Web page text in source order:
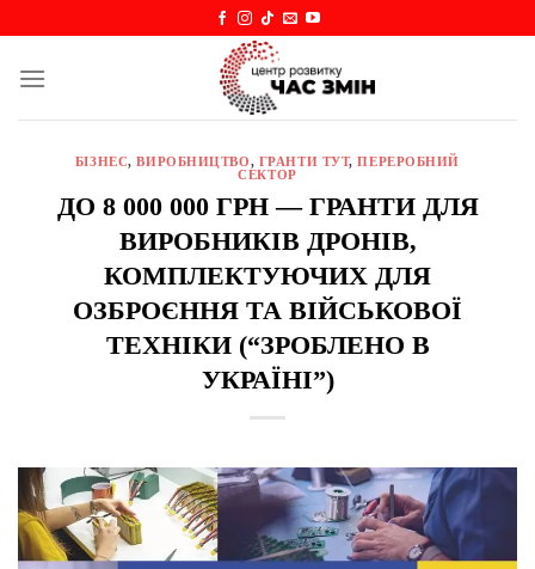
content
БІЗНЕС,ВИРОБНИЦТВО, ГРАНТИ ТУТ,ПЕРЕРОБНИЙ
СЕКТОР
ДО 8 000 000 ГРН — ГРАНТИ ДЛЯ
ВИРОБНИКІВ ДРОНІВ,
КОМПЛЕКТУЮЧИХ ДЛЯ
ОЗБРОЄННЯ ТА ВІЙСЬКОВОЇ
ТЕХНІКИ (“ЗРОБЛЕНО В
УКРАЇНІ”)